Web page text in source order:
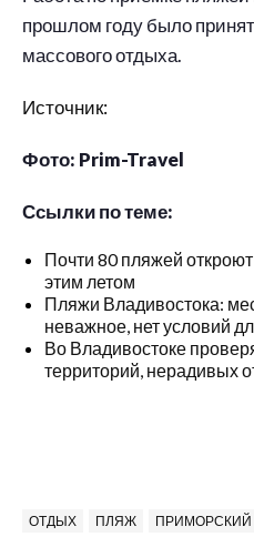
прошлом году было
массового отдыха.
Источник:
Фото: Prim-Travel
Ссылки по теме:
Почти 80 пляжей
этим летом
Пляжи Владивостока:
неважное, нет условий
Во Владивостоке
территорий, нерадивых
ОТДЫХ ПЛЯЖ ПРИМОРСКИЙ